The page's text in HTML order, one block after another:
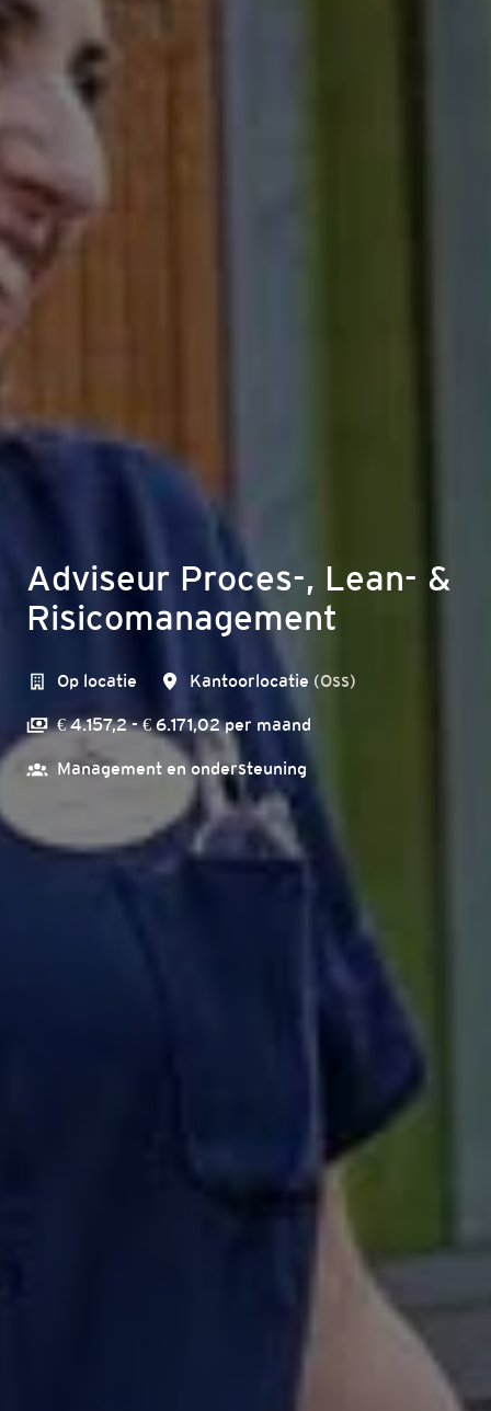
Adviseur Proces-, Lean- &
Risicomanagement
Op locatie Kantoorlocatie (Oss)
€ 4.157,2 - € 6.171,02 per maand
Management en ondersteuning